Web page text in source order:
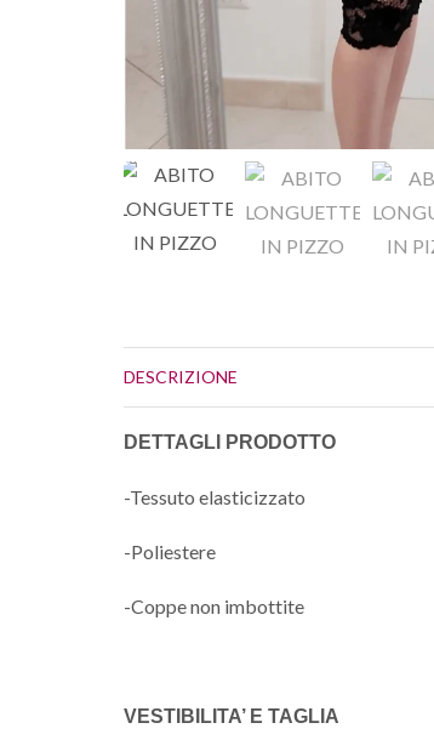
DESCRIZIONE
DETTAGLI PRODOTTO
-Tessuto elasticizzato
-Poliestere
-Coppe non imbottite
VESTIBILITA’ E TAGLIA